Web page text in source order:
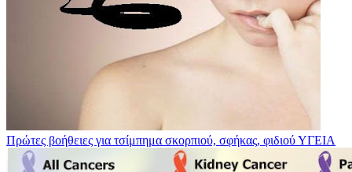
Πρώτες βοήθειες για τσίμπημα σκορπιού, σφήκας, φιδιούΥΓΕΙΑ